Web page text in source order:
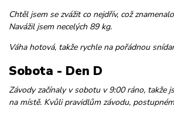
Chtěl jsem se zvážit co nejdřív, což
Navážil jsem necelých 89 kg.
Váha hotová, takže rychle na pořádnou
Sobota - Den D
Závody začínaly v sobotu v 9:00 ráno, takže
na místě. Kvůli pravidlům závodu,